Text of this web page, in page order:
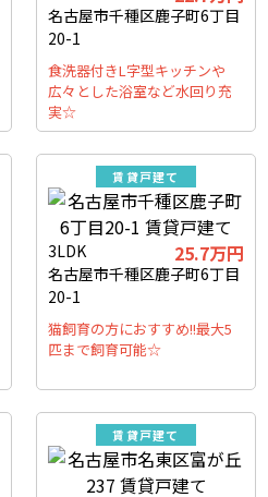
名古屋市千種区鹿子町6丁目
20-1
食洗器付きL字型キッチンや
広々とした浴室など水回り充
実☆
賃貸戸建て
3LDK 25.7万円
名古屋市千種区鹿子町6丁目
20-1
猫飼育の方におすすめ!!最大5
匹まで飼育可能☆
賃貸戸建て